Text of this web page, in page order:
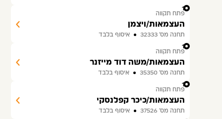
12
פתח תקווה
העצמאות/ויצמן
תחנה מס׳ 32333 איסוף בלבד
13
פתח תקווה
העצמאות/משה דוד מייזנר
תחנה מס׳ 35350 איסוף בלבד
14
פתח תקווה
העצמאות/כיכר קפלנסקי
תחנה מס׳ 37526 איסוף בלבד